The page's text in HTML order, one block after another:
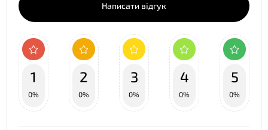
Написати відгук
1
0%
2
0%
3
0%
4
0%
5
0%